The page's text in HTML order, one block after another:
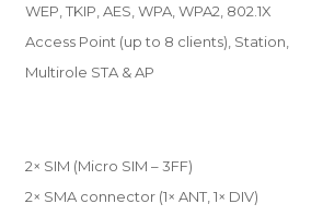
WEP, TKIP, AES, WPA, WPA2, 802.1X
Access Point (up to 8 clients), Station,
Multirole STA & AP
2× SIM (Micro SIM – 3FF)
2× SMA connector (1× ANT, 1× DIV)